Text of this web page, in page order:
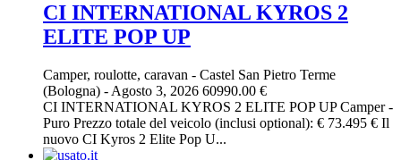
CI INTERNATIONAL KYROS 2
ELITE POP UP
Camper, roulotte, caravan - Castel San Pietro Terme
(Bologna) - Agosto 3, 2026 60990.00 €
CI INTERNATIONAL KYROS 2 ELITE POP UP Camper -
Puro Prezzo totale del veicolo (inclusi optional): € 73.495 € Il
nuovo CI Kyros 2 Elite Pop U...